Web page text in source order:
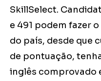
SkillSelect.
e 491 podem fazer
do país, desde que
de pontuação,
inglês comprovado